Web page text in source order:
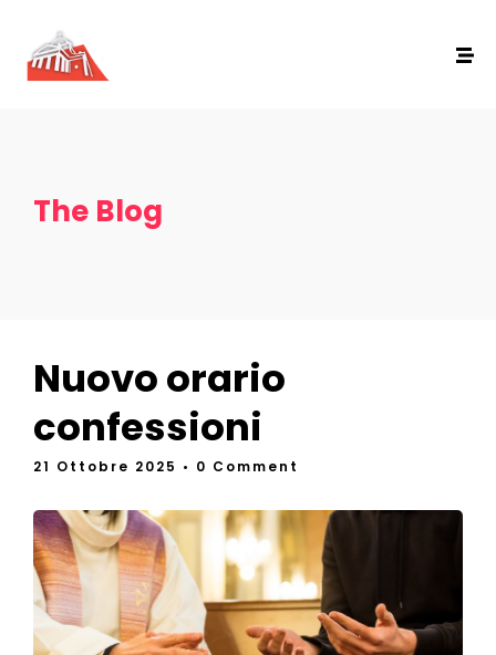
The Blog
Nuovo orario
confessioni
21 Ottobre 2025 • 0 Comment